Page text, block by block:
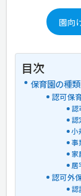
園向
目次
保育園の種類
認可保
認
認
小
事
家
居
認可外
認